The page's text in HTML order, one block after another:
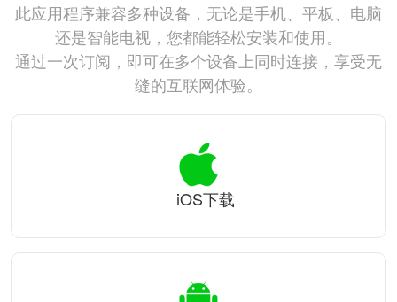
此应用程序兼容多种设备，无论是手机、平板、电脑
还是智能电视，您都能轻松安装和使用。
通过一次订阅，即可在多个设备上同时连接，享受无
缝的互联网体验。
iOS下载